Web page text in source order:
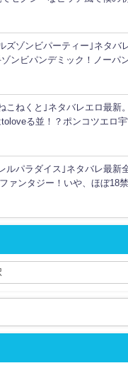
ズゾンビパーティー｣ネタバ
ンビパンデミック！ノーパ
こねくと｣ネタバレエロ最新
toloveる並！？ポンコツエロ
ルパラダイス｣ネタバレ最新
ァンタジー！いや、ほぼ18